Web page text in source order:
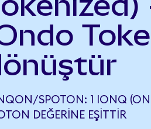
SPOTON: 1 IONQ
DEĞERINE EŞITTIR